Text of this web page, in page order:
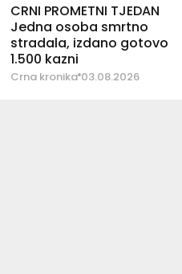
CRNI PROMETNI TJEDAN
Jedna osoba smrtno
stradala, izdano gotovo
1.500 kazni
Crna kronika 03.08.2026